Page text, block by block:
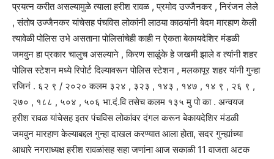
प्रयत्न करीत असल्यामुळे त्याला हरीश रावळ , प्रमोद उज्जैनकर , निरंजन लेले
, संतोष उज्जैनकर यांचेसह पंचविस लोकांनी लाठया काठयांनी बेदम मारहाण केली
त्यावेळी पोलिस उभे असताना पोलिसांचेही काही न ऐकता बेकायदेशिर मंडळी
जमवुन हा प्रकार चालुच असल्याने , किरण साळुंके हे जखमी झाले व त्यांनी शहर
पोलिस स्टेशन मध्ये रिपोर्ट दिल्यावरून पोलिस स्टेशन , मलकापूर शहर यांनी गुन्हा
रजिनं . ६२ ९ / २०२० कलम ३२४ , ३२३ , १४३ , १४७ , १४ ९ , २६ ९ ,
२७० , १८८ , ५०४ , ५०६ भा.दं.वि तसेच कलम १३५ मु पो का . अन्वयज
हरीश रावळ यांचेसह इतर पंचविस लोकांवर दंगल करून बेकायदेशिर मंडळी
जमवुन मारहाण केल्याबद्दल गुन्हा दाखल करण्यात आला होता, सदर गुन्ह्यांच्या
आधारे नगराध्यक्ष हरीश रावळांसह सहा जणांना आज सकाळी 11 वाजता अटक